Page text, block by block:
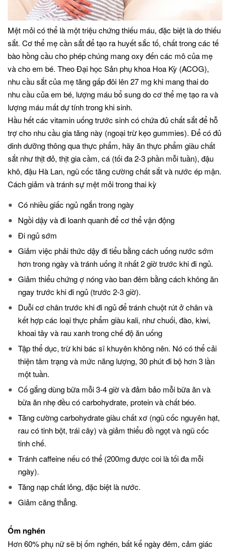
Mệt mỏi có thể là một triệu chứng thiếu máu, đặc biệt là do thiếu
sắt. Cơ thể mẹ cần sắt để tạo ra huyết sắc tố, chất trong các tế
bào hồng cầu cho phép chúng mang oxy đến các mô của mẹ
và cho em bé. Theo Đại học Sản phụ khoa Hoa Kỳ (ACOG),
nhu cầu sắt của mẹ tăng gấp đôi lên 27 mg khi mang thai do
nhu cầu của em bé, lượng máu bổ sung do cơ thể mẹ tạo ra và
lượng máu mất dự tính trong khi sinh.
Hầu hết các vitamin uống trước sinh có chứa đủ chất sắt để hỗ
trợ cho nhu cầu gia tăng này (ngoại trừ kẹo gummies). Để có đủ
dinh dưỡng thông qua thực phẩm, hãy ăn thực phẩm giàu chất
sắt như thịt đỏ, thịt gia cầm, cá (tối đa 2-3 phần mỗi tuần), đậu
khô, đậu Hà Lan, ngũ cốc tăng cường chất sắt và nước ép mận.
Cách giảm và tránh sự mệt mỏi trong thai kỳ
Có nhiều giấc ngủ ngắn trong ngày
Ngồi dậy và đi loanh quanh để cơ thể vận động
Đi ngủ sớm
Giảm việc phải thức dậy đi tiểu bằng cách uống nước sớm
hơn trong ngày và tránh uống ít nhất 2 giờ trước khi đi ngủ.
Giảm thiểu chứng ợ nóng vào ban đêm bằng cách không ăn
ngay trước khi đi ngủ (trước 2-3 giờ).
Duỗi cơ chân trước khi đi ngủ để tránh chuột rút ở chân và
kết hợp các loại thực phẩm giàu kali, như chuối, đào, kiwi,
khoai tây và rau xanh trong chế độ ăn uống
Tập thể dục, trừ khi bác sĩ khuyên không nên. Nó có thể cải
thiện tâm trạng và mức năng lượng, 30 phút đi bộ hơn 3 lần
một tuần.
Cố gắng dùng bữa mỗi 3-4 giờ và đảm bảo mỗi bữa ăn và
bữa ăn nhẹ đều có carbohydrate, protein và chất béo.
Tăng cường carbohydrate giàu chất xơ (ngũ cốc nguyên hạt,
rau có tinh bột, trái cây) và giảm thiểu đồ ngọt và ngũ cốc
tinh chế.
Tránh caffeine nếu có thể (200mg được coi là tối đa mỗi
ngày).
Tăng nạp chất lỏng, đặc biệt là nước.
Giảm căng thẳng.
Ốm nghén
Hơn 60% phụ nữ sẽ bị ốm nghén, bất kể ngày đêm, cảm giác